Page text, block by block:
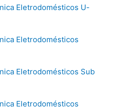
Eletrodomésticos U-
Eletrodomésticos
Eletrodomésticos Sub
Eletrodomésticos